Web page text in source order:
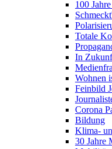
100
Totale
In
Wohnen
Feinbild
Corona
Bildung
Klima-
30 Jahre